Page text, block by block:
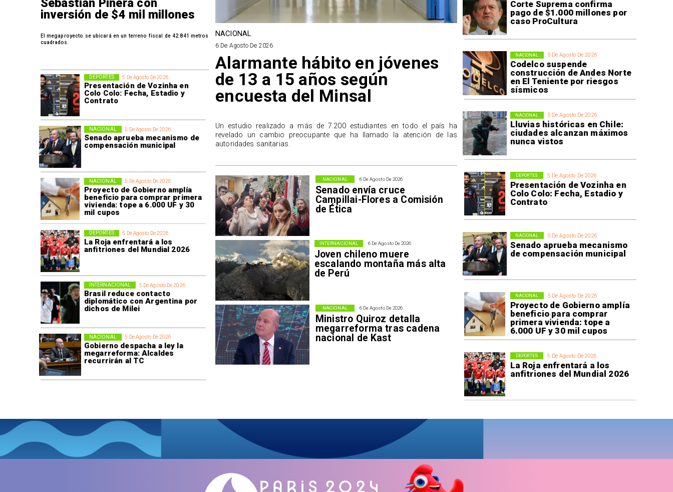
Corte Suprema confirma
pago de $1.000 millones por
caso ProCultura
5 De Agosto De 2026
Codelco suspende
construcción de Andes Norte
en El Teniente por riesgos
sísmicos
NACIONAL
5 De Agosto De 2026
Lluvias históricas en Chile:
ciudades alcanzan máximos
nunca vistos
NACIONAL
5 De Agosto De 2026
Presentación de Vozinha en
Colo Colo: Fecha, Estadio y
Contrato
DEPORTES
5 De Agosto De 2026
Senado aprueba mecanismo
de compensación municipal
NACIONAL
5 De Agosto De 2026
Proyecto de Gobierno amplía
beneficio para comprar
primera vivienda: tope a
6.000 UF y 30 mil cupos
NACIONAL
5 De Agosto De 2026
La Roja enfrentará a los
anfitriones del Mundial 2026
DEPORTES
5 De Agosto De 2026
Presentación de Vozinha en
Colo Colo: Fecha, Estadio y
Contrato
DEPORTES
5 De Agosto De 2026
Senado aprueba mecanismo de
compensación municipal
NACIONAL
5 De Agosto De 2026
Proyecto de Gobierno amplía
beneficio para comprar primera
vivienda: tope a 6.000 UF y 30
mil cupos
NACIONAL
5 De Agosto De 2026
La Roja enfrentará a los
anfitriones del Mundial 2026
DEPORTES
5 De Agosto De 2026
Brasil reduce contacto
diplomático con Argentina por
dichos de Milei
INTERNACIONAL
5 De Agosto De 2026
Gobierno despacha a ley la
megarreforma: Alcaldes
recurrirán al TC
NACIONAL
6 De Agosto De 2026
Senado envía cruce
Campillai-Flores a Comisión
de Ética
NACIONAL
6 De Agosto De 2026
Joven chileno muere
escalando montaña más alta
de Perú
INTERNACIONAL
6 De Agosto De 2026
Ministro Quiroz detalla
megarreforma tras cadena
nacional de Kast
NACIONAL
Sebastián Piñera con
inversión de $4 mil millones
El megaproyecto se ubicará en un terreno fiscal de 42.841 metros
cuadrados.
NACIONAL
6 De Agosto De 2026
Alarmante hábito en jóvenes
de 13 a 15 años según
encuesta del Minsal
Un estudio realizado a más de 7.200 estudiantes en todo el país ha
revelado un cambio preocupante que ha llamado la atención de las
autoridades sanitarias.